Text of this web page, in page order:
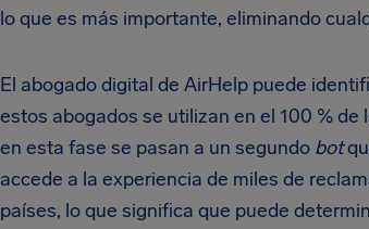
lo que es más importante, eliminando
El abogado digital de AirHelp puede
estos abogados se utilizan en el 100 %
en esta fase se pasan a un segundo bot
accede a la experiencia de miles de
países, lo que significa que puede